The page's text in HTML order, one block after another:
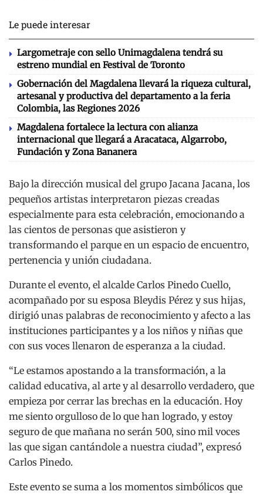
Le puede interesar
Largometraje con sello Unimagdalena tendrá su
estreno mundial en Festival de Toronto
Gobernación del Magdalena llevará la riqueza cultural,
artesanal y productiva del departamento a la feria
Colombia, las Regiones 2026
Magdalena fortalece la lectura con alianza
internacional que llegará a Aracataca, Algarrobo,
Fundación y Zona Bananera
Bajo la dirección musical del grupo Jacana Jacana, los
pequeños artistas interpretaron piezas creadas
especialmente para esta celebración, emocionando a
las cientos de personas que asistieron y
transformando el parque en un espacio de encuentro,
pertenencia y unión ciudadana.
Durante el evento, el alcalde Carlos Pinedo Cuello,
acompañado por su esposa Bleydis Pérez y sus hijas,
dirigió unas palabras de reconocimiento y afecto a las
instituciones participantes y a los niños y niñas que
con sus voces llenaron de esperanza a la ciudad.
“Le estamos apostando a la transformación, a la
calidad educativa, al arte y al desarrollo verdadero, que
empieza por cerrar las brechas en la educación. Hoy
me siento orgulloso de lo que han logrado, y estoy
seguro de que mañana no serán 500, sino mil voces
las que sigan cantándole a nuestra ciudad”, expresó
Carlos Pinedo.
Este evento se suma a los momentos simbólicos que